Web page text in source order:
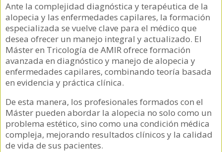
Ante la complejidad diagnóstica y terapéutica de la
alopecia y las enfermedades capilares, la formación
especializada se vuelve clave para el médico que
desea ofrecer un manejo integral y actualizado. El
Máster en Tricología de AMIR ofrece formación
avanzada en diagnóstico y manejo de alopecia y
enfermedades capilares, combinando teoría basada
en evidencia y práctica clínica.
De esta manera, los profesionales formados con el
Máster pueden abordar la alopecia no solo como un
problema estético, sino como una condición médica
compleja, mejorando resultados clínicos y la calidad
de vida de sus pacientes.